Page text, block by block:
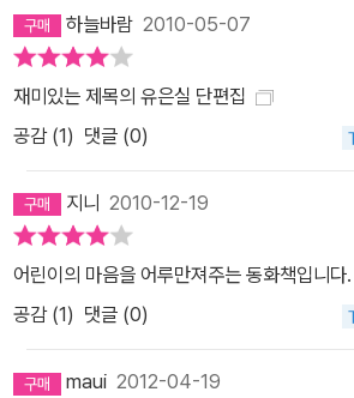
진 ‘문제’로 인해 골탕을 먹고, 우여곡절을 겪
상황도 심각한 인물도 없다. 다만 우직하게 그
사랑스런 인물과 손에 잡힐 듯 생생하고도 우
면을 먹기 위해 일생일대의 외식을 하는 이야
다음에는 ‘진짜 왕새우’를 먹기로 한다. 새우
리는 연습까지 하고 갔건만, 마트가 읍내만큼
철 수레도 빌려야 한다는 말에 손자의 닦달에
돌아서는 할아버지의 모습은 독자로 하여금
웃음을 선사한다. “음…… 집에 가자. 대형 마티가 읍내만 하다는데 왕
새우를 어떻게 찾아.” “할아버지, 왕새우는
하늘바람 2010-05-07
재미있는 제목의 유은실 단편집
공감 (1) 댓글 (0)
지니 2010-12-19
어린이의 마음을 어루만져주는 동화책입니다.
공감 (1) 댓글 (0)
maui 2012-04-19